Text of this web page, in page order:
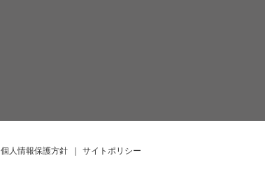
個人情報保護方針 ｜ サイトポリシー